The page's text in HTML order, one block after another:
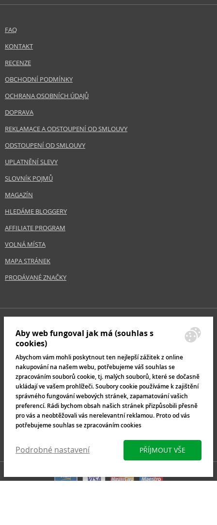
FAQ
KONTAKT
RECENZE
OBCHODNÍ PODMÍNKY
OCHRANA OSOBNÍCH ÚDAJŮ
DOPRAVA
REKLAMACE A ODSTOUPENÍ OD SMLOUVY
ODSTOUPENÍ OD SMLOUVY
UPLATNĚNÍ SLEVY
SLOVNÍK POJMŮ
MAGAZÍN
HLEDÁME BLOGGERY
AFFILIATE PROGRAM
VOLNÁ MÍSTA
MAPA STRÁNEK
PRODÁVANÉ ZNAČKY
Aby web fungoval jak má (souhlas s
cookies)
Abychom vám mohli poskytnout ten nejlepší zážitek z online
nakupování na našem webu, potřebujeme váš souhlas se
zpracováním souborů cookie, tj. malých souborů, které se dočasně
ukládají ve vašem prohlížeči. Soubory cookie používáme k zajištění
správného fungování webových stránek, zapamatování vašich
preferencí. Rádi bychom obsah našich stránek přizpůsobili přesně
pro vás a neobtěžovali vás nerelevantní reklamou. Proto od vás
potřebujeme souhlas se zpracováním cookies
Podrobné nastavení PŘÍJMOUT VŠE